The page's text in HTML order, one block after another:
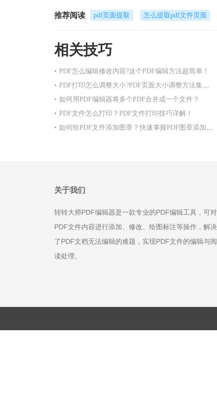
推荐阅读 pdf页面提取 怎么提取pdf文件页面
相关技巧
• PDF怎么编辑修改内容?这个PDF编辑方法超简单！
• PDF打印怎么调整大小?PDF页面大小调整方法集合！
• 如何用PDF编辑器将多个PDF合并成一个文件？
• PDF文件怎么打印？PDF文件打印技巧详解！
• 如何给PDF文件添加图章？快速掌握PDF图章添加方法！
关于我们
转转大师PDF编辑器是一款专业的PDF编辑工具，可对
PDF文件内容进行添加、修改、绘图标注等操作，解决
了PDF文档无法编辑的难题，实现PDF文件的编辑与阅
读处理。